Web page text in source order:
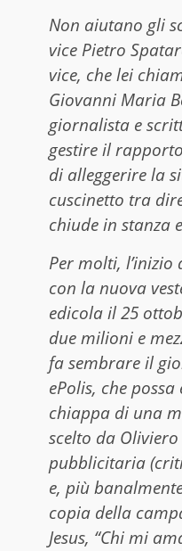
Non aiutano gli
vice Pietro
vice, che lei
Giovanni Maria
giornalista e
gestire il
di alleggerire la
cuscinetto tra
chiude in stanza
Per molti,
con la nuova
edicola il 25
due milioni e
fa sembrare il
ePolis, che
chiappa di una
scelto da
pubblicitaria
e, più
copia della
Jesus, “Chi mi